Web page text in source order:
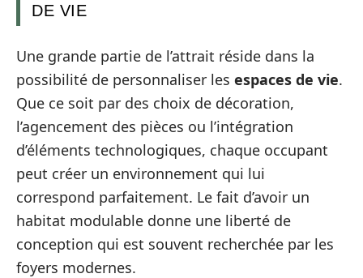
DE VIE
Une grande partie de l’attrait réside dans la
possibilité de personnaliser les espaces de vie.
Que ce soit par des choix de décoration,
l’agencement des pièces ou l’intégration
d’éléments technologiques, chaque occupant
peut créer un environnement qui lui
correspond parfaitement. Le fait d’avoir un
habitat modulable donne une liberté de
conception qui est souvent recherchée par les
foyers modernes.